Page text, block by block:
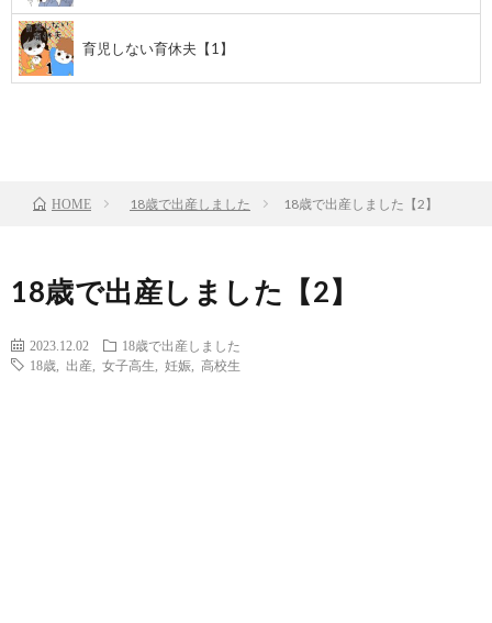
育児しない育休夫【1】
HOME 18歳で出産しました 18歳で出産しました【2】
18歳で出産しました【2】
2023.12.02
18歳で出産しました
18歳
出産 女子高生 妊娠 高校生